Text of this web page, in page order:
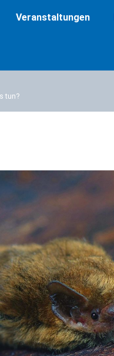
Veranstaltungen
tun?